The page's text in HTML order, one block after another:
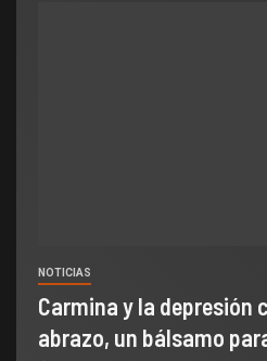
NOTICIAS
Carmina y la depresión
abrazo, un bálsamo